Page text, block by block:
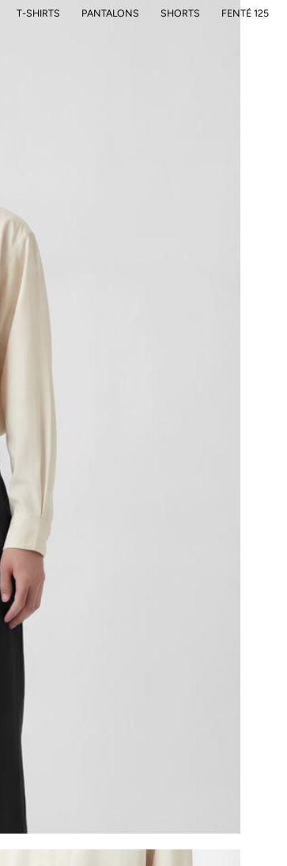
T-SHIRTS PANTALONS SHORTS FENTÉ 125